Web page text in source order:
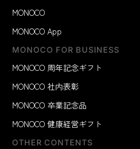
MONOCO
MONOCO App
MONOCO FOR BUSINESS
MONOCO 周年記念ギフト
MONOCO 社内表彰
MONOCO 卒業記念品
MONOCO 健康経営ギフト
OTHER CONTENTS